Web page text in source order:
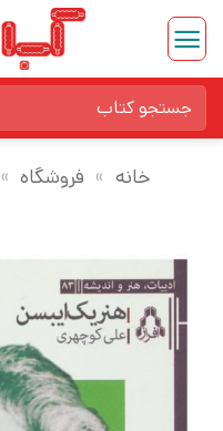
Skip
content
برای:
خانه » فروشگاه »